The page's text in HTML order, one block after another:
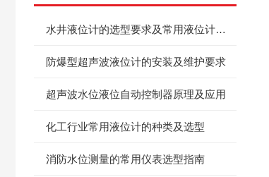
水井液位计的选型要求及常用液位计推荐
防爆型超声波液位计的安装及维护要求
超声波水位液位自动控制器原理及应用
化工行业常用液位计的种类及选型
消防水位测量的常用仪表选型指南